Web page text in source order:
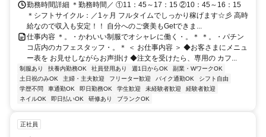
勤務時間詳細 ＊勤務時間／ ①11：45～17：15 ②10：45～16：15
＊シフトサイクル：／1ヶ月 フルタイムでしっかり稼げます☆彡 高時
給なので収入も安定！！ 自分へのご褒美もGetできま...
仕事内容 ＊。・かわいい制服でオシャレに働く・。＊ ＊。・パチン
コ店内のカフェスタッフ・。＊ ＜ お仕事内容 ＞ ◆お客さまにメニュ
ー表を お見せしながらお声掛け ◆注文を受けたら、専用の カフ...
制服あり 扶養内勤務OK 社員登用あり 週1日からOK
副業・WワークOK
土日祝のみOK
主婦・主夫歓迎 フリーター歓迎 バイク通勤OK
シフト自由
学歴不問
車通勤OK 即日勤務OK 学生歓迎 未経験者歓迎
経験者歓迎
ネイルOK
即日払いOK 研修あり ブランクOK
正社員